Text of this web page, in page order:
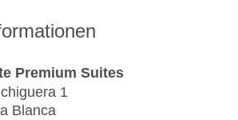
Premium Suites
1
Blanca